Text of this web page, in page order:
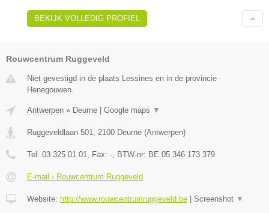
BEKIJK VOLLEDIG PROFIEL
Rouwcentrum Ruggeveld
Niet gevestigd in de plaats Lessines en in de provincie
Henegouwen.
Antwerpen » Deurne Google maps ▼
Ruggeveldlaan 501, 2100 Deurne (Antwerpen)
Tel: 03 325 01 01, Fax: -, BTW-nr: BE 05 346 173 379
E-mail › Rouwcentrum Ruggeveld
Website: http://www.rouwcentrumruggeveld.be Screenshot ▼